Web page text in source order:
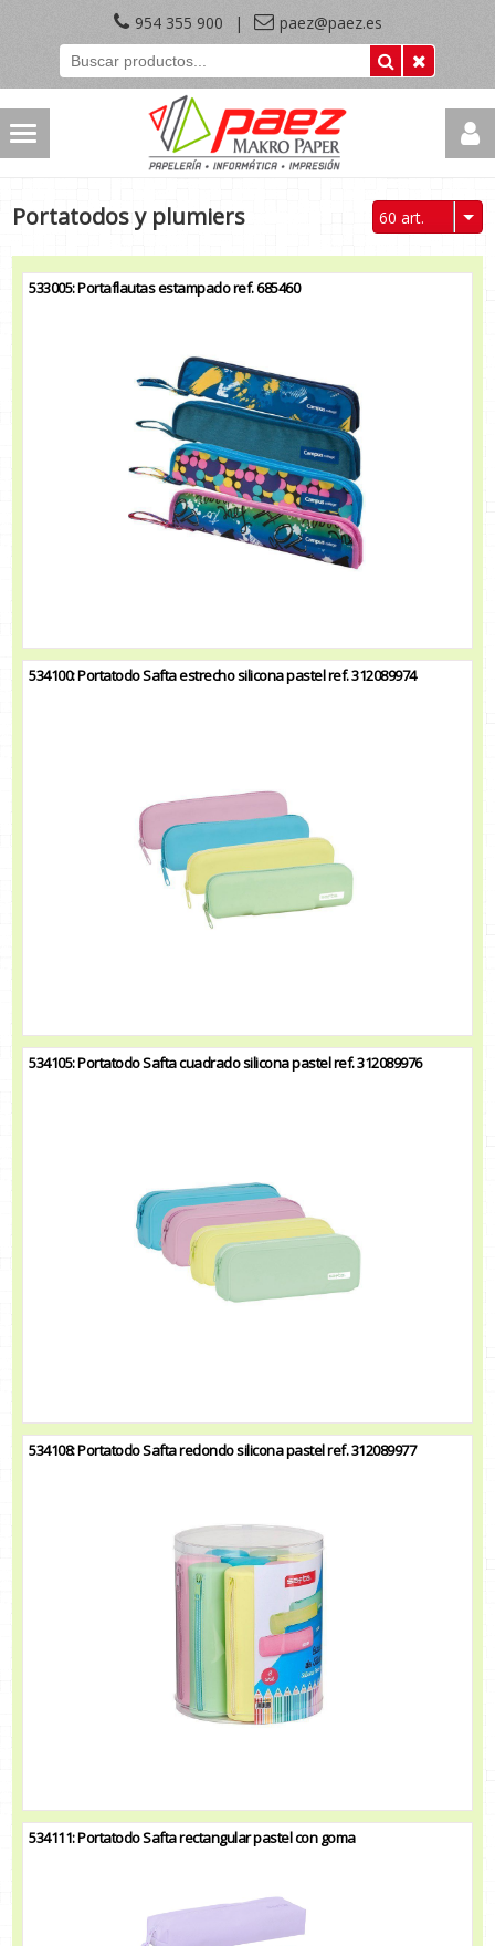
954 355 900 | paez@paez.es
Portatodos y plumiers 60 art.
533005: Portaflautas estampado ref. 685460
534100: Portatodo Safta estrecho silicona pastel ref. 312089974
534105: Portatodo Safta cuadrado silicona pastel ref. 312089976
534108: Portatodo Safta redondo silicona pastel ref. 312089977
534111: Portatodo Safta rectangular pastel con goma